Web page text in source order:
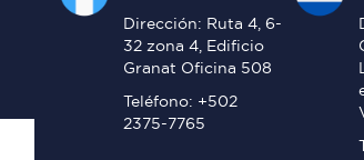
Dirección: Ruta 4, 6-
32 zona 4, Edificio
Granat Oficina 508
Teléfono: +502
2375-7765